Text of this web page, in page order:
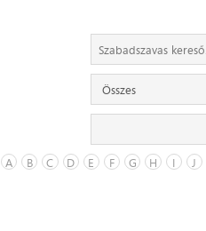
A B C D E F G H I J